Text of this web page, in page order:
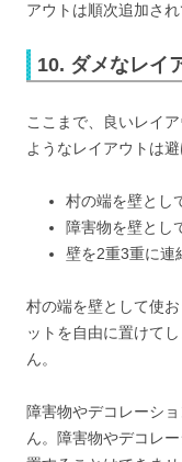
アウトは順次追加され
10. ダメなレイ
ここまで、良いレイ
ようなレイアウトは避
村の端を壁とし
障害物を壁とし
壁を2重3重に連
村の端を壁として使
ットを自由に置けて
ん。
障害物やデコレーシ
ん。障害物やデコレ